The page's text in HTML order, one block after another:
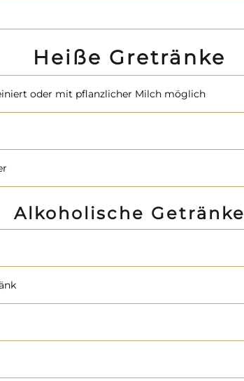
Heiße Gretränke
oder mit pflanzlicher Milch möglich
Alkoholische Getränke